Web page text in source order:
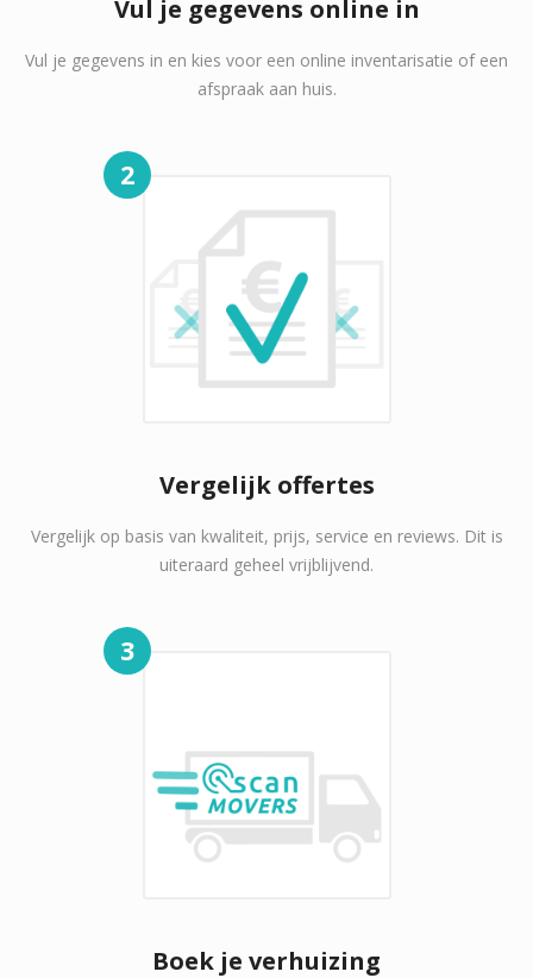
Vul je gegevens online in
Vul je gegevens in en kies voor een online inventarisatie of een
afspraak aan huis.
2
Vergelijk offertes
Vergelijk op basis van kwaliteit, prijs, service en reviews. Dit is
uiteraard geheel vrijblijvend.
3
Boek je verhuizing